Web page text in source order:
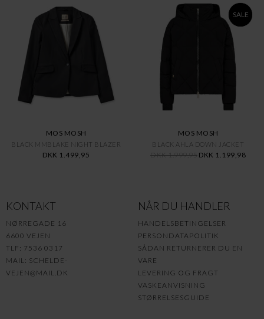
MOS MOSH
BLACK MMBLAKE NIGHT BLAZER
DKK 1.499,95
SALE
MOS MOSH
BLACK AHLA DOWN JACKET
DKK 1.999,95 DKK 1.199,98
KONTAKT
NØRREGADE 16
6600 VEJEN
TLF: 7536 0317
MAIL: SCHELDE-
VEJEN@MAIL.DK
NÅR DU HANDLER
HANDELSBETINGELSER
PERSONDATAPOLITIK
SÅDAN RETURNERER DU EN
VARE
LEVERING OG FRAGT
VASKEANVISNING
STØRRELSESGUIDE